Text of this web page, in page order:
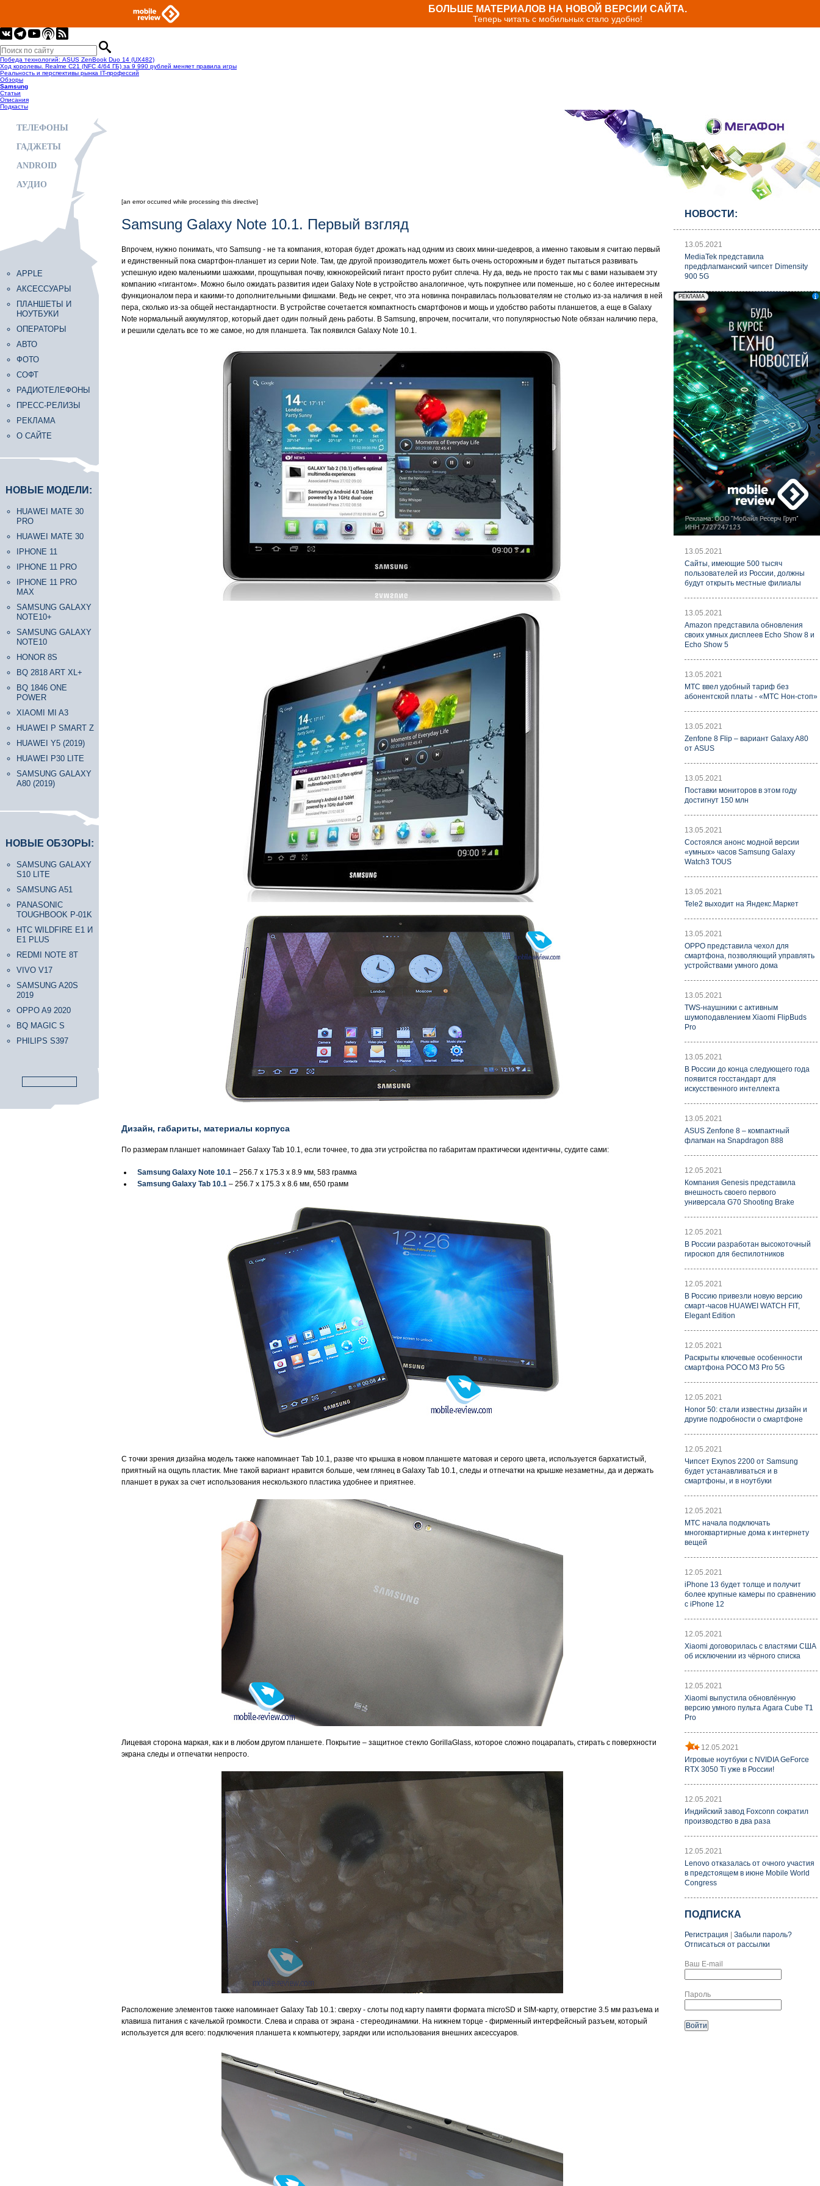
БОЛЬШЕ МАТЕРИАЛОВ НА НОВОЙ ВЕРСИИ САЙТА.
Теперь читать с мобильных стало удобно!
Победа технологий: ASUS ZenBook Duo 14 (UX482)
Ход королевы. Realme C21 (NFC 4/64 ГБ) за 9 990 рублей меняет правила игры
Реальность и перспективы рынка IT-профессий
Обзоры
Samsung
Статьи
Описания
Подкасты
ТЕЛЕФОНЫ
ГАДЖЕТЫ
ANDROID
АУДИО
APPLE
АКСЕССУАРЫ
ПЛАНШЕТЫ И
НОУТБУКИ
ОПЕРАТОРЫ
АВТО
ФОТО
СОФТ
РАДИОТЕЛЕФОНЫ
ПРЕСС-РЕЛИЗЫ
РЕКЛАМА
О САЙТЕ
НОВЫЕ МОДЕЛИ:
HUAWEI MATE 30
PRO
HUAWEI MATE 30
IPHONE 11
IPHONE 11 PRO
IPHONE 11 PRO
MAX
SAMSUNG GALAXY
NOTE10+
SAMSUNG GALAXY
NOTE10
HONOR 8S
BQ 2818 ART XL+
BQ 1846 ONE
POWER
XIAOMI MI A3
HUAWEI P SMART Z
HUAWEI Y5 (2019)
HUAWEI P30 LITE
SAMSUNG GALAXY
A80 (2019)
НОВЫЕ ОБЗОРЫ:
SAMSUNG GALAXY
S10 LITE
SAMSUNG A51
PANASONIC
TOUGHBOOK P-01K
HTC WILDFIRE E1 И
E1 PLUS
REDMI NOTE 8T
VIVO V17
SAMSUNG A20S
2019
OPPO A9 2020
BQ MAGIC S
PHILIPS S397
[an error occurred while processing this directive]
Samsung Galaxy Note 10.1. Первый взгляд
Впрочем, нужно понимать, что Samsung - не та компания, которая будет дрожать над одним из своих мини-шедевров, а именно таковым я считаю первый
и единственный пока смартфон-планшет из серии Note. Там, где другой производитель может быть очень осторожным и будет пытаться развивать
успешную идею маленькими шажками, прощупывая почву, южнокорейский гигант просто рубит сплеча. Ну да, ведь не просто так мы с вами называем эту
компанию «гигантом». Можно было ожидать развития идеи Galaxy Note в устройство аналогичное, чуть покрупнее или поменьше, но с более интересным
функционалом пера и какими-то дополнительными фишками. Ведь не секрет, что эта новинка понравилась пользователям не столько из-за наличия в ней
пера, сколько из-за общей нестандартности. В устройстве сочетается компактность смартфонов и мощь и удобство работы планшетов, а еще в Galaxy
Note нормальный аккумулятор, который дает один полный день работы. В Samsung, впрочем, посчитали, что популярностью Note обязан наличию пера,
и решили сделать все то же самое, но для планшета. Так появился Galaxy Note 10.1.
Дизайн, габариты, материалы корпуса
По размерам планшет напоминает Galaxy Tab 10.1, если точнее, то два эти устройства по габаритам практически идентичны, судите сами:
Samsung Galaxy Note 10.1 – 256.7 x 175.3 x 8.9 мм, 583 грамма
Samsung Galaxy Tab 10.1 – 256.7 x 175.3 x 8.6 мм, 650 грамм
С точки зрения дизайна модель также напоминает Tab 10.1, разве что крышка в новом планшете матовая и серого цвета, используется бархатистый,
приятный на ощупь пластик. Мне такой вариант нравится больше, чем глянец в Galaxy Tab 10.1, следы и отпечатки на крышке незаметны, да и держать
планшет в руках за счет использования нескользкого пластика удобнее и приятнее.
Лицевая сторона маркая, как и в любом другом планшете. Покрытие – защитное стекло GorillaGlass, которое сложно поцарапать, стирать с поверхности
экрана следы и отпечатки непросто.
Расположение элементов также напоминает Galaxy Tab 10.1: сверху - слоты под карту памяти формата microSD и SIM-карту, отверстие 3.5 мм разъема и
клавиша питания с качелькой громкости. Слева и справа от экрана - стереодинамики. На нижнем торце - фирменный интерфейсный разъем, который
используется для всего: подключения планшета к компьютеру, зарядки или использования внешних аксессуаров.
НОВОСТИ:
13.05.2021
MediaTek представила
предфлагманский чипсет Dimensity
900 5G
13.05.2021
Cайты, имеющие 500 тысяч
пользователей из России, должны
будут открыть местные филиалы
13.05.2021
Amazon представила обновления
своих умных дисплеев Echo Show 8 и
Echo Show 5
13.05.2021
МТС ввел удобный тариф без
абонентской платы - «МТС Нон-стоп»
13.05.2021
Zenfone 8 Flip – вариант Galaxy A80
от ASUS
13.05.2021
Поставки мониторов в этом году
достигнут 150 млн
13.05.2021
Состоялся анонс модной версии
«умных» часов Samsung Galaxy
Watch3 TOUS
13.05.2021
Tele2 выходит на Яндекс.Маркет
13.05.2021
OPPO представила чехол для
смартфона, позволяющий управлять
устройствами умного дома
13.05.2021
TWS-наушники с активным
шумоподавлением Xiaomi FlipBuds
Pro
13.05.2021
В России до конца следующего года
появится госстандарт для
искусственного интеллекта
13.05.2021
ASUS Zenfone 8 – компактный
флагман на Snapdragon 888
12.05.2021
Компания Genesis представила
внешность своего первого
универсала G70 Shooting Brake
12.05.2021
В России разработан высокоточный
гироскоп для беспилотников
12.05.2021
В Россию привезли новую версию
смарт-часов HUAWEI WATCH FIT,
Elegant Edition
12.05.2021
Раскрыты ключевые особенности
смартфона POCO M3 Pro 5G
12.05.2021
Honor 50: стали известны дизайн и
другие подробности о смартфоне
12.05.2021
Чипсет Exynos 2200 от Samsung
будет устанавливаться и в
смартфоны, и в ноутбуки
12.05.2021
МТС начала подключать
многоквартирные дома к интернету
вещей
12.05.2021
iPhone 13 будет толще и получит
более крупные камеры по сравнению
с iPhone 12
12.05.2021
Xiaomi договорилась с властями США
об исключении из чёрного списка
12.05.2021
Xiaomi выпустила обновлённую
версию умного пульта Agara Cube T1
Pro
12.05.2021
Игровые ноутбуки с NVIDIA GeForce
RTX 3050 Ti уже в России!
12.05.2021
Индийский завод Foxconn сократил
производство в два раза
12.05.2021
Lenovo отказалась от очного участия
в предстоящем в июне Mobile World
Congress
ПОДПИСКА
Регистрация
Забыли пароль?
Отписаться от рассылки
Ваш E-mail
Пароль